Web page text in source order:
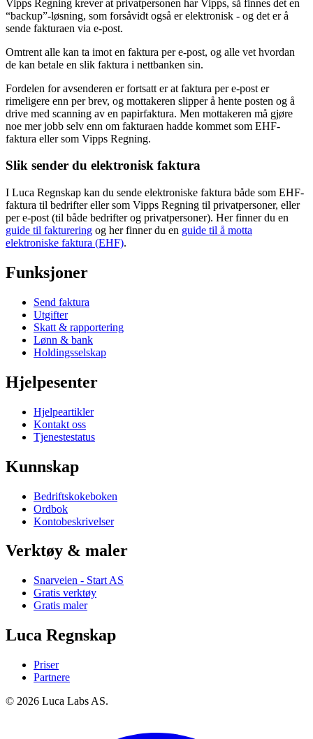
Vipps Regning krever at privatpersonen har Vipps, så finnes det en
“backup”-løsning, som forsåvidt også er elektronisk - og det er å
sende fakturaen via e-post.
Omtrent alle kan ta imot en faktura per e-post, og alle vet hvordan
de kan betale en slik faktura i nettbanken sin.
Fordelen for avsenderen er fortsatt er at faktura per e-post er
rimeligere enn per brev, og mottakeren slipper å hente posten og å
drive med scanning av en papirfaktura. Men mottakeren må gjøre
noe mer jobb selv enn om fakturaen hadde kommet som EHF-
faktura eller som Vipps Regning.
Slik sender du elektronisk faktura
I Luca Regnskap kan du sende elektroniske faktura både som EHF-
faktura til bedrifter eller som Vipps Regning til privatpersoner, eller
per e-post (til både bedrifter og privatpersoner). Her finner du en
guide til fakturering og her finner du en guide til å motta
elektroniske faktura (EHF).
Funksjoner
Send faktura
Utgifter
Skatt & rapportering
Lønn & bank
Holdingsselskap
Hjelpesenter
Hjelpeartikler
Kontakt oss
Tjenestestatus
Kunnskap
Bedriftskokeboken
Ordbok
Kontobeskrivelser
Verktøy & maler
Snarveien - Start AS
Gratis verktøy
Gratis maler
Luca Regnskap
Priser
Partnere
© 2026 Luca Labs AS.